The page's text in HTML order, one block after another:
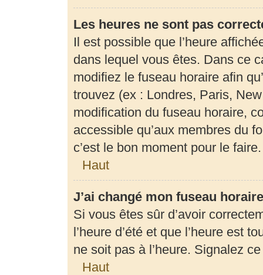
Les heures ne sont pas
Il est possible que l’heure
dans lequel vous êtes. Dans ce
modifiez le fuseau horaire afin
trouvez (ex : Londres, Paris,
modification du fuseau horaire,
accessible qu’aux membres du
c’est le bon moment pour le faire.
Haut
J’ai changé mon fuseau
Si vous êtes sûr d’avoir
l’heure d’été et que l’heure est
ne soit pas à l’heure. Signalez
Haut